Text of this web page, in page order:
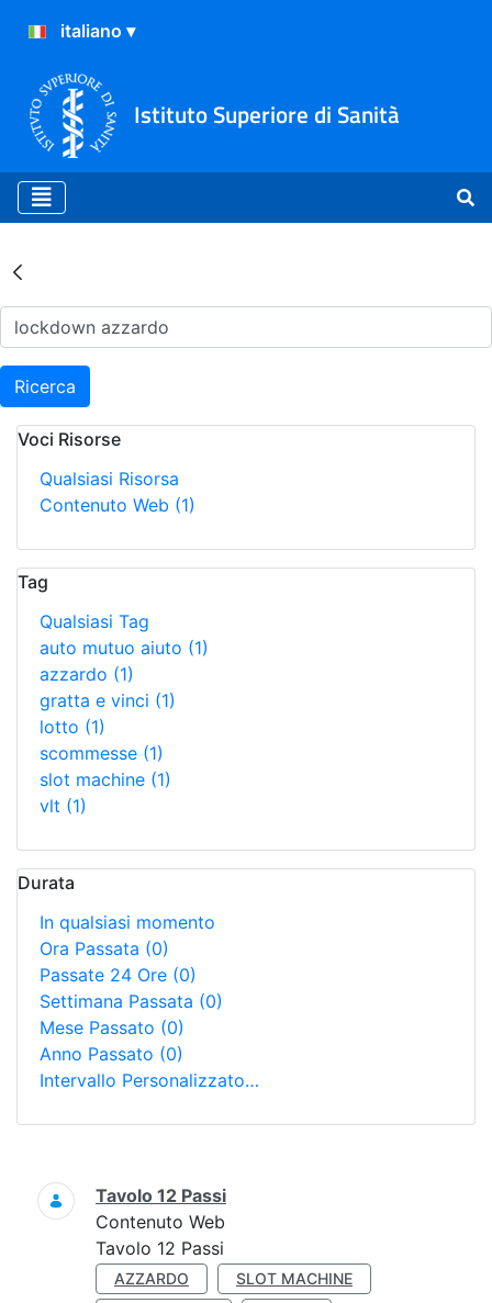
Istituto Superiore di Sanità
Risultati della Ricerca -
Ricerca
Voci Risorse
Qualsiasi Risorsa
Contenuto Web (1)
Tag
Qualsiasi Tag
auto mutuo aiuto (1)
azzardo (1)
gratta e vinci (1)
lotto (1)
scommesse (1)
slot machine (1)
vlt (1)
Durata
In qualsiasi momento
Ora Passata (0)
Passate 24 Ore (0)
Settimana Passata (0)
Mese Passato (0)
Anno Passato (0)
Intervallo Personalizzato…
Ricerca
Tavolo 12 Passi
Contenuto Web
Tavolo 12 Passi
AZZARDO
SLOT MACHINE